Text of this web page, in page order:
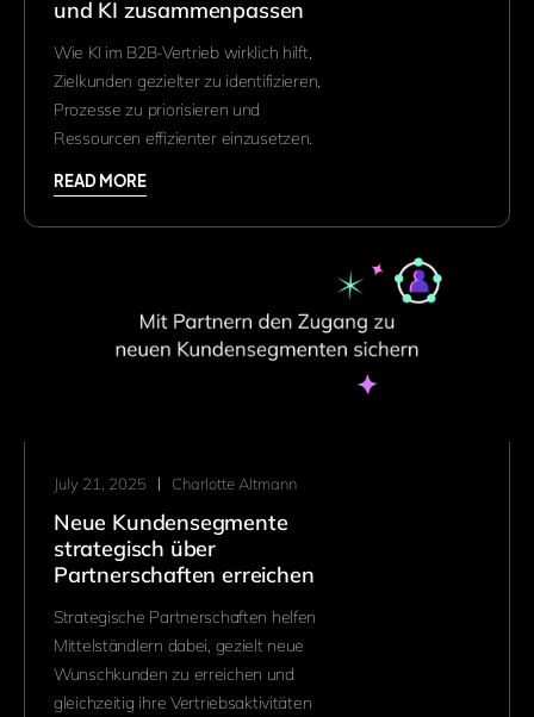
und KI zusammenpassen
Wie KI im B2B-Vertrieb wirklich hilft,
Zielkunden gezielter zu identifizieren,
Prozesse zu priorisieren und
Ressourcen effizienter einzusetzen.
READ MORE
July 21, 2025 Charlotte Altmann
Neue Kundensegmente
strategisch über
Partnerschaften erreichen
Strategische Partnerschaften helfen
Mittelständlern dabei, gezielt neue
Wunschkunden zu erreichen und
gleichzeitig ihre Vertriebsaktivitäten